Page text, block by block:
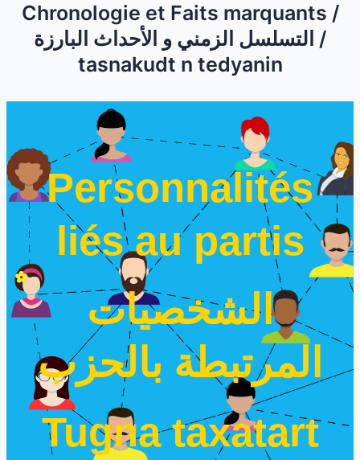
Chronologie et Faits marquants /
التسلسل الزمني و الأحداث البارزة /
tasnakudt n tedyanin
Personnalités
liés au partis
الشخصيات
المرتبطة بالحزب
Tugna taxatart